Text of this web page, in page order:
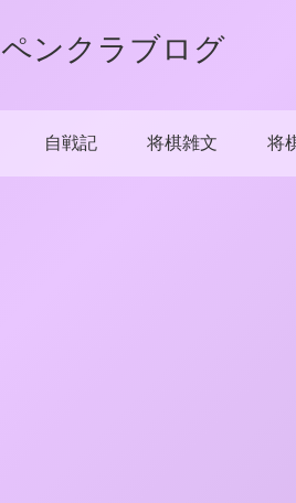
ンクラブログ
自戦記 将棋雑文 将